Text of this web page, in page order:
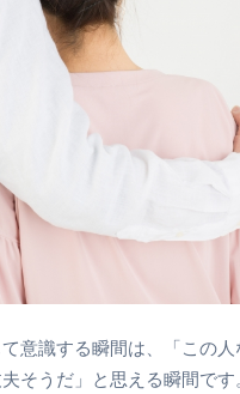
意識する瞬間は、「この
そうだ」と思える瞬間で